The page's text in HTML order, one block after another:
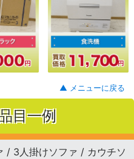
▲ メニューに戻る
目一例
/ 3人掛けソファ / カウチソ